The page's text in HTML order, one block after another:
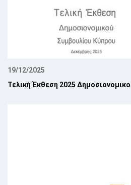
19/12/2025
Τελική Έκθεση 2025